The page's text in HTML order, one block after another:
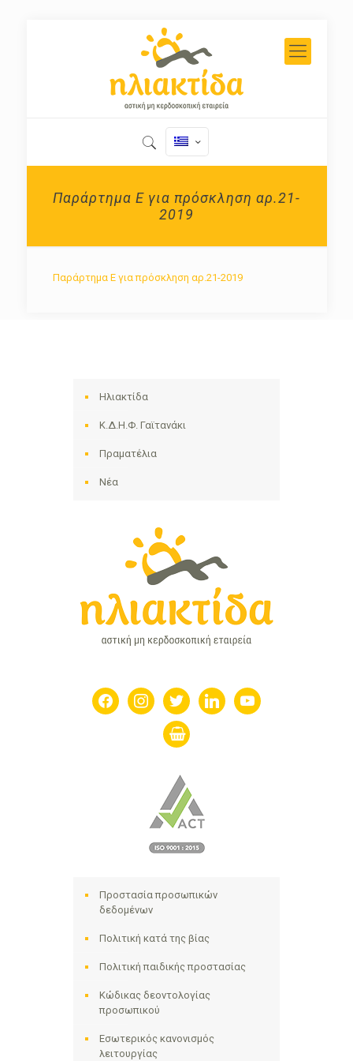
Παράρτημα Ε για πρόσκληση αρ.21-
2019
Παράρτημα Ε για πρόσκληση αρ.21-2019
Ηλιακτίδα
Κ.Δ.Η.Φ. Γαϊτανάκι
Πραματέλια
Νέα
facebookinstagramtwitter linkedin youtube
shopping-
basket
Προστασία προσωπικών
δεδομένων
Πολιτική κατά της βίας
Πολιτική παιδικής προστασίας
Κώδικας δεοντολογίας
προσωπικού
Εσωτερικός κανονισμός
λειτουργίας